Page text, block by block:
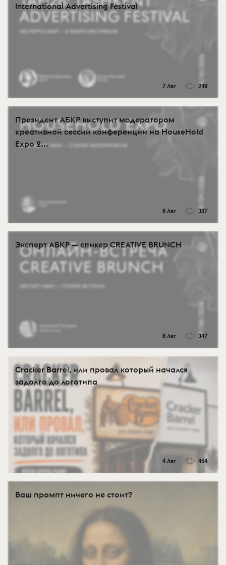
International Advertising Festival
7 Авг 249
Президент АБКР выступит модератором
креативной сессии конференции на HouseHold
Expo 2...
6 Авг 387
Эксперт АБКР — спикер CREATIVE BRUNCH
6 Авг 347
Cracker Barrel, или провал который начался
задолго до логотипа
4 Авг 454
Ваш промпт ничего не стоит?